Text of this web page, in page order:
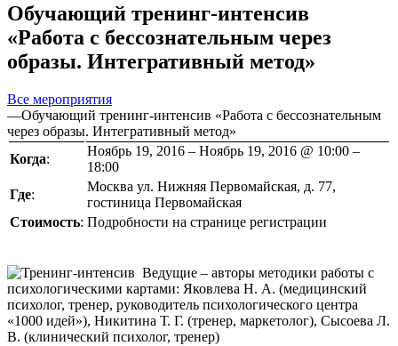
Обучающий тренинг-интенсив
«Работа с бессознательным через
образы. Интегративный метод»
Все мероприятия
—Обучающий тренинг-интенсив «Работа с бессознательным
через образы. Интегративный метод»
Когда:
Ноябрь 19, 2016 – Ноябрь 19, 2016 @ 10:00 –
18:00
Где:
Москва ул. Нижняя Первомайская, д. 77,
гостиница Первомайская
Стоимость: Подробности на странице регистрации
Ведущие – авторы методики работы с
психологическими картами: Яковлева Н. А. (медицинский
психолог, тренер, руководитель психологического центра
«1000 идей»), Никитина Т. Г. (тренер, маркетолог), Сысоева Л.
В. (клинический психолог, тренер)